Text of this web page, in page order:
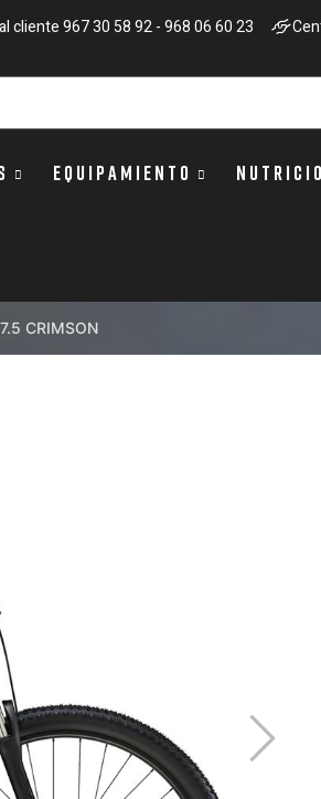
cliente 967 30 58 92 - 968 06 60 23
EQUIPAMIENTO
CRIMSON